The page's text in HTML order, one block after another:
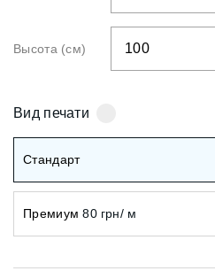
Высота (см)
Вид печати
Стандарт
Премиум 80 грн/ м